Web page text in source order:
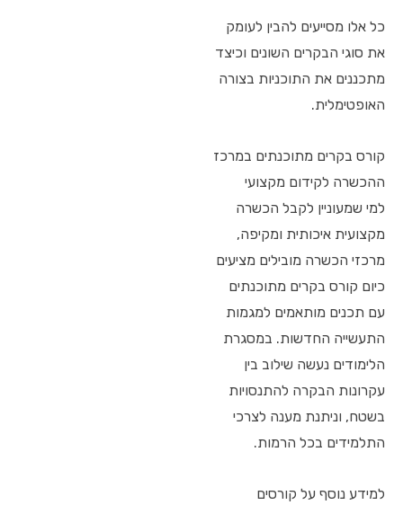
כל אלו מסייעים להבין לעומק
את סוגי הבקרים השונים וכיצד
מתכננים את התוכניות בצורה
האופטימלית.
קורס בקרים מתוכנתים במרכז
ההכשרה לקידום מקצועי
למי שמעוניין לקבל הכשרה
מקצועית איכותית ומקיפה,
מרכזי הכשרה מובילים מציעים
כיום קורס בקרים מתוכנתים
עם תכנים מותאמים למגמות
התעשייה החדשות. במסגרת
הלימודים נעשה שילוב בין
עקרונות הבקרה להתנסויות
בשטח, וניתנת מענה לצרכי
התלמידים בכל הרמות.
למידע נוסף על קורסים